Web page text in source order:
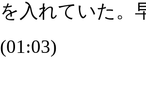
を入れていた。
(01:03)